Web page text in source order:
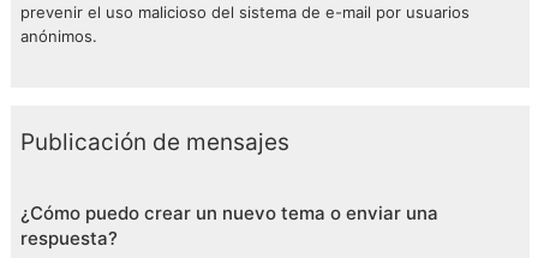
prevenir el uso malicioso del sistema de e-mail por usuarios
anónimos.
Publicación de mensajes
¿Cómo puedo crear un nuevo tema o enviar una
respuesta?